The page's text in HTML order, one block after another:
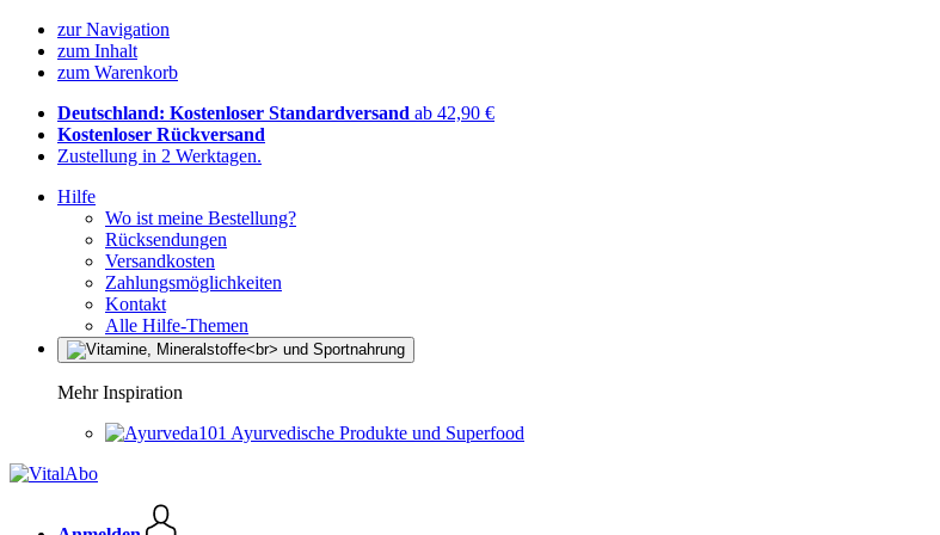
zur Navigation
zum Inhalt
zum Warenkorb
Deutschland: Kostenloser Standardversand ab 42,90 €
Kostenloser Rückversand
Zustellung in 2 Werktagen.
Hilfe
Wo ist meine Bestellung?
Rücksendungen
Versandkosten
Zahlungsmöglichkeiten
Kontakt
Alle Hilfe-Themen
Mehr Inspiration
Ayurvedische Produkte und Superfood